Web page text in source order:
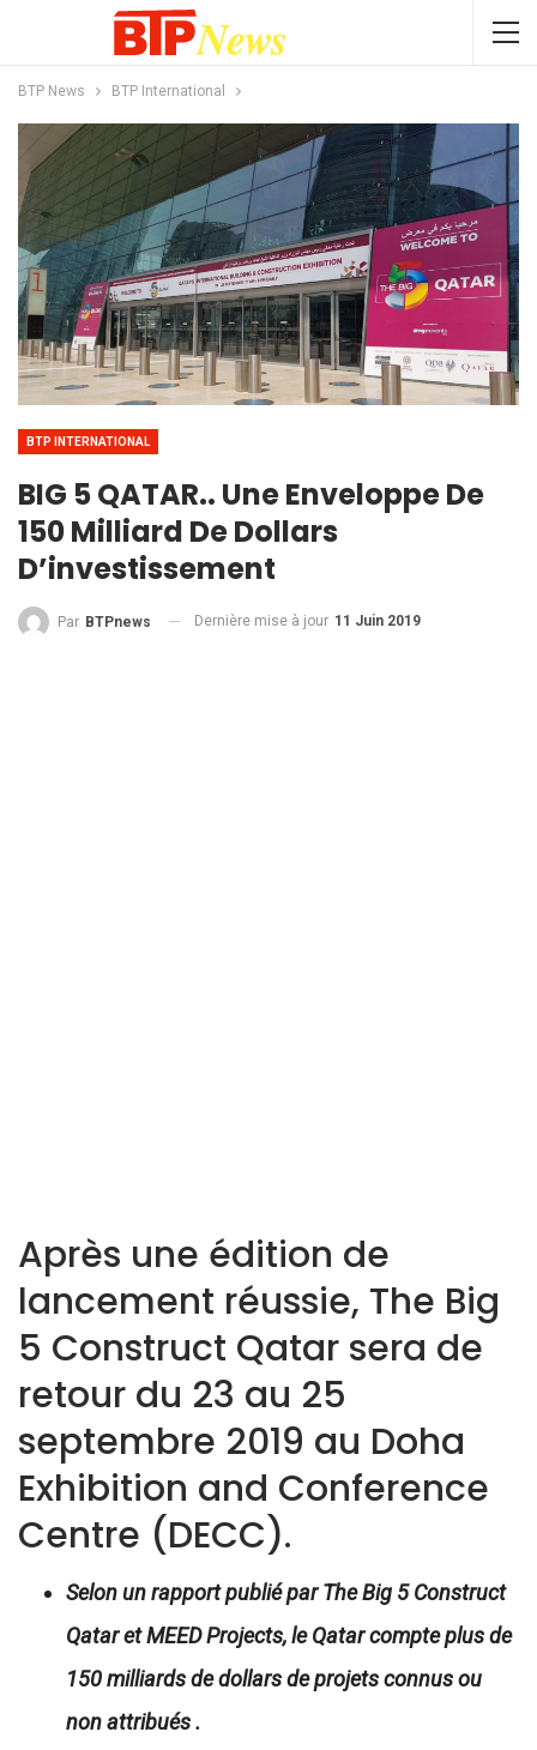
BTP News BTP International
BTP INTERNATIONAL
BIG 5 QATAR.. Une Enveloppe De
150 Milliard De Dollars
D’investissement
Par BTPnews Dernière mise à jour 11 Juin 2019
Après une édition de
lancement réussie, The Big
5 Construct Qatar sera de
retour du 23 au 25
septembre 2019 au Doha
Exhibition and Conference
Centre (DECC).
Selon un rapport publiépar The Big 5 Construct
Qatar et MEED Projects, leQatar compte plus de
150 milliards de dollars de projets connus ou
non attribués.